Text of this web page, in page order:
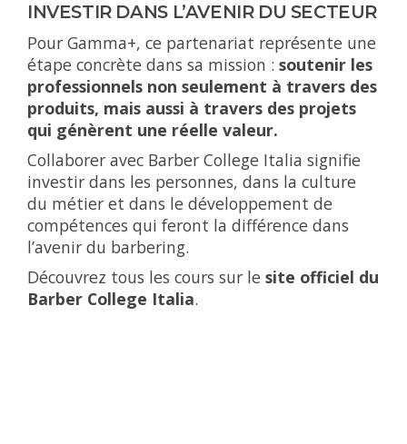
INVESTIR DANS L’AVENIR DU SECTEUR
Pour Gamma+, ce partenariat représente une
étape concrète dans sa mission : soutenir les
professionnels non seulement à travers des
produits, mais aussi à travers des projets
qui génèrent une réelle valeur.
Collaborer avec Barber College Italia signifie
investir dans les personnes, dans la culture
du métier et dans le développement de
compétences qui feront la différence dans
l’avenir du barbering.
Découvrez tous les cours sur le site officiel du
Barber College Italia.